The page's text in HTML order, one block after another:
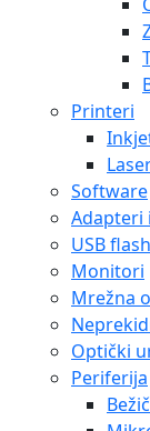
Printeri
Software
Adapteri
USB
Monitori
Mrežna
Optički
Periferija